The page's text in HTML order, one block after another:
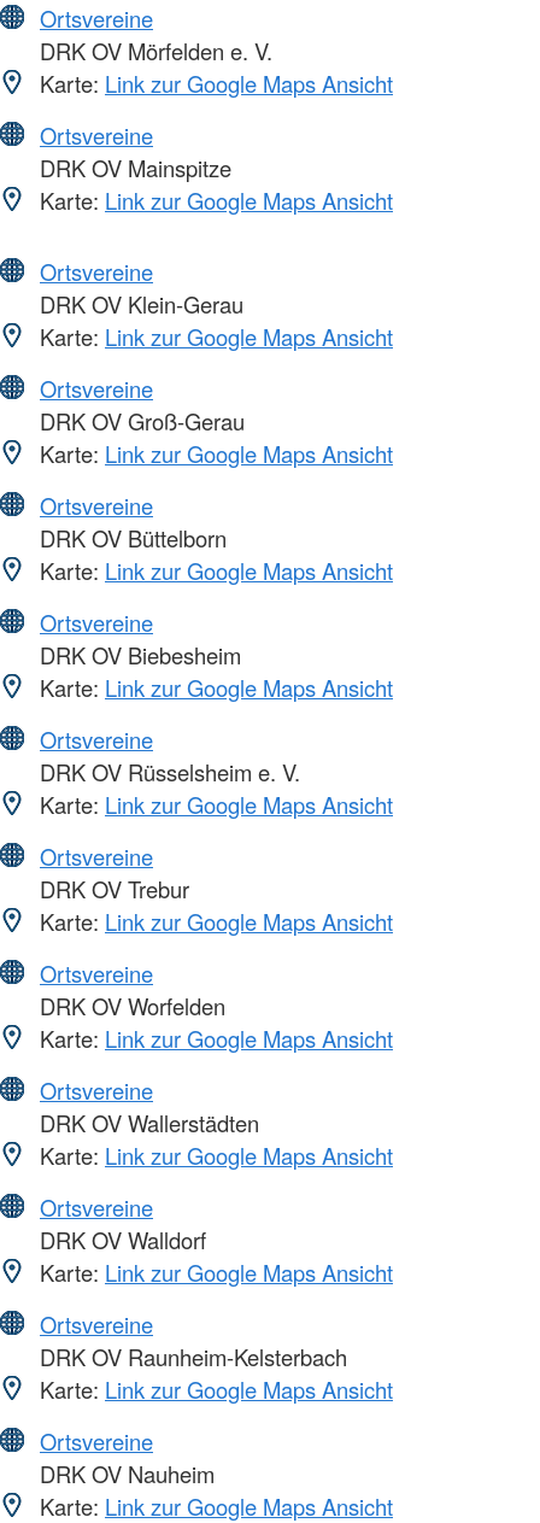
Ortsvereine
DRK OV Mörfelden e. V.
Karte: Link zur Google Maps Ansicht
Ortsvereine
DRK OV Mainspitze
Karte: Link zur Google Maps Ansicht
Ortsvereine
DRK OV Klein-Gerau
Karte: Link zur Google Maps Ansicht
Ortsvereine
DRK OV Groß-Gerau
Karte: Link zur Google Maps Ansicht
Ortsvereine
DRK OV Büttelborn
Karte: Link zur Google Maps Ansicht
Ortsvereine
DRK OV Biebesheim
Karte: Link zur Google Maps Ansicht
Ortsvereine
DRK OV Rüsselsheim e. V.
Karte: Link zur Google Maps Ansicht
Ortsvereine
DRK OV Trebur
Karte: Link zur Google Maps Ansicht
Ortsvereine
DRK OV Worfelden
Karte: Link zur Google Maps Ansicht
Ortsvereine
DRK OV Wallerstädten
Karte: Link zur Google Maps Ansicht
Ortsvereine
DRK OV Walldorf
Karte: Link zur Google Maps Ansicht
Ortsvereine
DRK OV Raunheim-Kelsterbach
Karte: Link zur Google Maps Ansicht
Ortsvereine
DRK OV Nauheim
Karte: Link zur Google Maps Ansicht